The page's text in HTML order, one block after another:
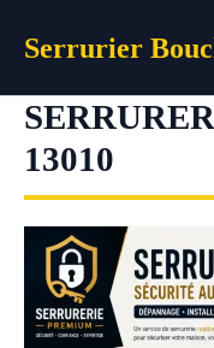
Serrurier
13010